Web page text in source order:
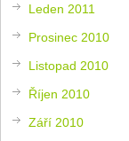
Leden 2011
Prosinec 2010
Listopad 2010
Říjen 2010
Září 2010